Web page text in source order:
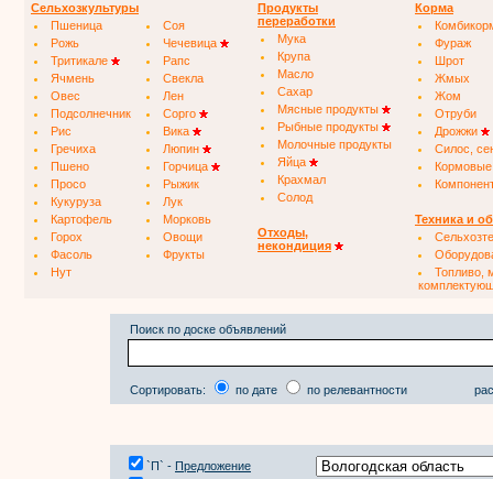
Сельхозкультуры
Пшеница
Соя
Рожь
Чечевица
Тритикале
Рапс
Ячмень
Свекла
Овес
Лен
Подсолнечник
Сорго
Рис
Вика
Гречиха
Люпин
Пшено
Горчица
Просо
Рыжик
Кукуруза
Лук
Картофель
Морковь
Горох
Овощи
Фасоль
Фрукты
Нут
Продукты
переработки
Мука
Крупа
Масло
Сахар
Мясные продукты
Рыбные продукты
Молочные продукты
Яйца
Крахмал
Солод
Отходы,
некондиция
Корма
Фураж
Шрот
Жмых
Жом
Отруби
Дрожжи
Силос,
Техника и
Топливо,
Поиск по доске объявлений
Сортировать: по дате по релевантности
`П` - Предложение